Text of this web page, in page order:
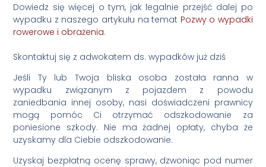
Dowiedz się więcej o tym, jak legalnie przejść dalej po
wypadku z naszego artykułu na temat Pozwy o wypadki
rowerowe i obrażenia.
Skontaktuj się z adwokatem ds. wypadków już dziś
Jeśli Ty lub Twoja bliska osoba została ranna w
wypadku związanym z pojazdem z powodu
zaniedbania innej osoby, nasi doświadczeni prawnicy
mogą pomóc Ci otrzymać odszkodowanie za
poniesione szkody. Nie ma żadnej opłaty, chyba że
uzyskamy dla Ciebie odszkodowanie.
Uzyskaj bezpłatną ocenę sprawy, dzwoniąc pod numer